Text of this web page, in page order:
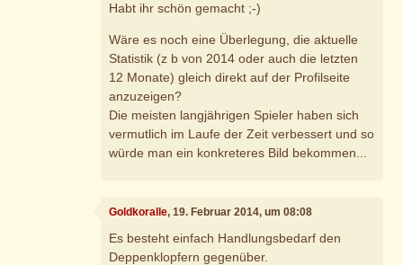
Habt ihr schön gemacht ;-)
Wäre es noch eine Überlegung, die aktuelle
Statistik (z b von 2014 oder auch die letzten
12 Monate) gleich direkt auf der Profilseite
anzuzeigen?
Die meisten langjährigen Spieler haben sich
vermutlich im Laufe der Zeit verbessert und so
würde man ein konkreteres Bild bekommen...
Goldkoralle, 19. Februar 2014, um 08:08
Es besteht einfach Handlungsbedarf den
Deppenklopfern gegenüber.